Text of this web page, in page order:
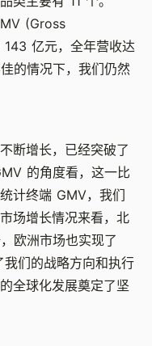
(Gross
亿元，全年营收达
的情况下，我们仍然
断增长，已经突破了
的角度看，这一比
计终端 GMV，我们
场增长情况来看，北
欧洲市场也实现了
们的战略方向和执行
全球化发展奠定了坚